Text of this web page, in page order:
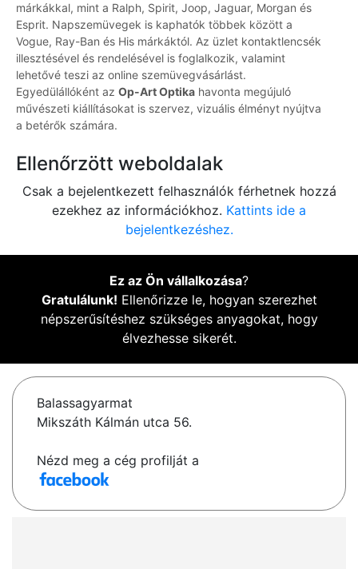
márkákkal, mint a Ralph, Spirit, Joop, Jaguar, Morgan és
Esprit. Napszemüvegek is kaphatók többek között a
Vogue, Ray-Ban és His márkáktól. Az üzlet kontaktlencsék
illesztésével és rendelésével is foglalkozik, valamint
lehetővé teszi az online szemüvegvásárlást.
Egyedülállóként az Op-Art Optika havonta megújuló
művészeti kiállításokat is szervez, vizuális élményt nyújtva
a betérők számára.
Ellenőrzött weboldalak
Csak a bejelentkezett felhasználók férhetnek hozzá
ezekhez az információkhoz. Kattints ide a
bejelentkezéshez.
Ez az Ön vállalkozása?
Gratulálunk! Ellenőrizze le, hogyan szerezhet
népszerűsítéshez szükséges anyagokat, hogy
élvezhesse sikerét.
Balassagyarmat
Mikszáth Kálmán utca 56.
Nézd meg a cég profilját a